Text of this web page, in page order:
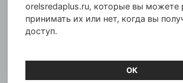
информационных технологий и
коммуникаций по Орловской
Главный редактор: Татьяна Филёва
orelsredaplus.ru, которые вы можете
принимать их или нет, когда вы
доступ.
ОК